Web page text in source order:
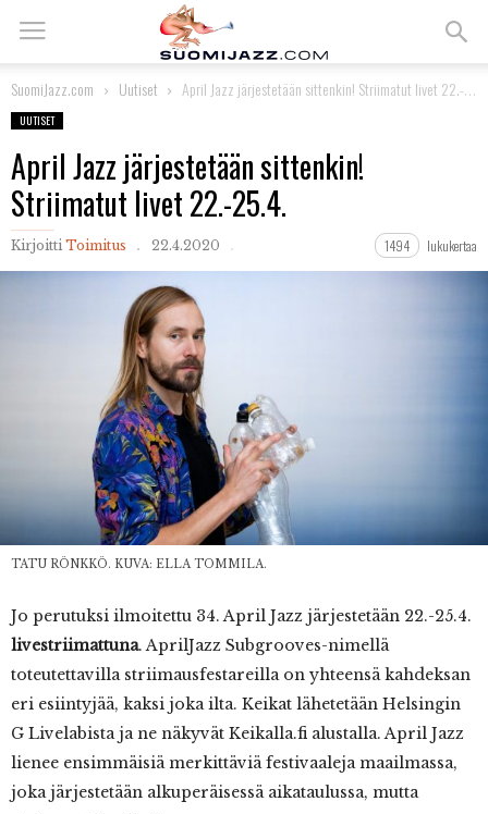
SuomiJazz.com Uutiset April Jazz järjestetään sittenkin! Striimatut livet 22.-25.4.
UUTISET
April Jazz järjestetään sittenkin!
Striimatut livet 22.-25.4.
Kirjoitti Toimitus 22.4.2020 1494 lukukertaa
TATU RÖNKKÖ. KUVA: ELLA TOMMILA.
Jo perutuksi ilmoitettu 34. April Jazz järjestetään 22.-25.4.
livestriimattuna. AprilJazz Subgrooves-nimellä
toteutettavilla striimausfestareilla on yhteensä kahdeksan
eri esiintyjää, kaksi joka ilta. Keikat lähetetään Helsingin
G Livelabista ja ne näkyvät Keikalla.fi alustalla. April Jazz
lienee ensimmäisiä merkittäviä festivaaleja maailmassa,
joka järjestetään alkuperäisessä aikataulussa, mutta